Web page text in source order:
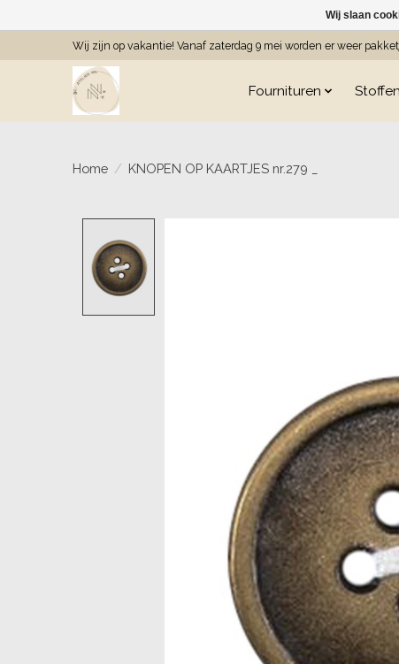
Wij zijn op vakantie! Vanaf zaterdag 9 mei worden er weer
Fournituren Stoffen
Home / KNOPEN OP KAARTJES nr.279 _
Wij slaan